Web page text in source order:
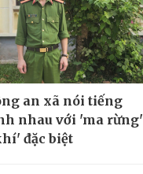
an xã nói tiếng
nhau với 'ma rừng'
đặc biệt